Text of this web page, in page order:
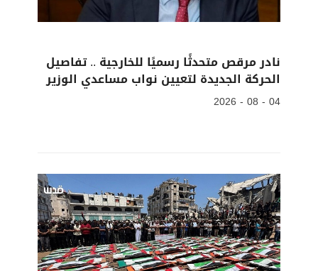
نادر مرقص متحدثًا رسميًا للخارجية .. تفاصيل
الحركة الجديدة لتعيين نواب مساعدي الوزير
04 - 08 - 2026